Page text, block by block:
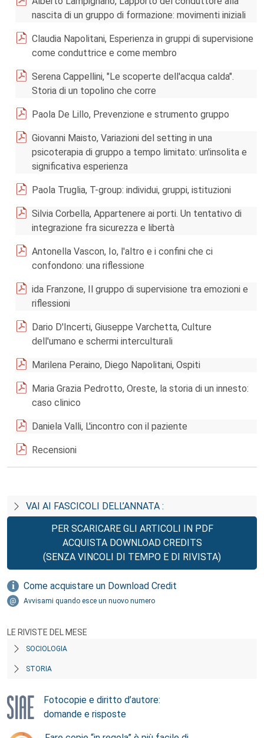
nascita di un gruppo di formazione: movimenti iniziali
Claudia Napolitani, Esperienza in gruppi di supervisione
come conduttrice e come membro
Serena Cappellini, "Le scoperte dell'acqua calda".
Storia di un topolino che corre
Paola De Lillo, Prevenzione e strumento gruppo
Giovanni Maisto, Variazioni del setting in una
psicoterapia di gruppo a tempo limitato: un'insolita e
significativa esperienza
Paola Truglia, T-group: individui, gruppi, istituzioni
Silvia Corbella, Appartenere ai porti. Un tentativo di
integrazione fra sicurezza e libertà
Antonella Vascon, Io, l'altro e i confini che ci
confondono: una riflessione
ida Franzone, Il gruppo di supervisione tra emozioni e
riflessioni
Dario D'Incerti, Giuseppe Varchetta, Culture
dell'umano e schermi interculturali
Marilena Peraino, Diego Napolitani, Ospiti
Maria Grazia Pedrotto, Oreste, la storia di un innesto:
caso clinico
Daniela Valli, L'incontro con il paziente
Recensioni
VAI AI FASCICOLI DELL’ANNATA :
PER SCARICARE GLI ARTICOLI IN PDF
ACQUISTA DOWNLOAD CREDITS
(SENZA VINCOLI DI TEMPO E DI RIVISTA)
Come acquistare un Download Credit
Avvisami quando esce un nuovo numero
LE RIVISTE DEL MESE
SOCIOLOGIA
STORIA
Fotocopie e diritto d’autore:
domande e risposte